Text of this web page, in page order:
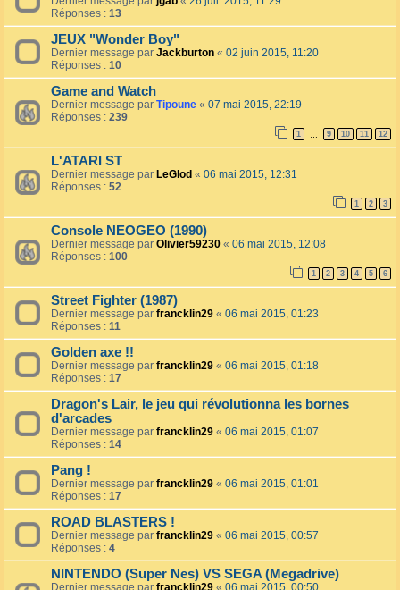
Réponses : 13
JEUX "Wonder Boy"
Dernier message par Jackburton « 02 juin 2015, 11:20
Réponses : 10
Game and Watch
Dernier message par Tipoune « 07 mai 2015, 22:19
Réponses : 239
1 … 9 10 11 12
L'ATARI ST
Dernier message par LeGlod « 06 mai 2015, 12:31
Réponses : 52
1 2 3
Console NEOGEO (1990)
Dernier message par Olivier59230 « 06 mai 2015, 12:08
Réponses : 100
1 2 3 4 5 6
Street Fighter (1987)
Dernier message par francklin29 « 06 mai 2015, 01:23
Réponses : 11
Golden axe !!
Dernier message par francklin29 « 06 mai 2015, 01:18
Réponses : 17
Dragon's Lair, le jeu qui révolutionna les bornes
d'arcades
Dernier message par francklin29 « 06 mai 2015, 01:07
Réponses : 14
Pang !
Dernier message par francklin29 « 06 mai 2015, 01:01
Réponses : 17
ROAD BLASTERS !
Dernier message par francklin29 « 06 mai 2015, 00:57
Réponses : 4
NINTENDO (Super Nes) VS SEGA (Megadrive)